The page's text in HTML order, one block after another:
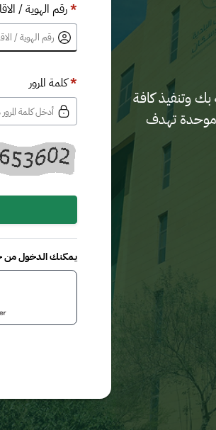
وتنفيذ كافة
موحدة تهدف
*رقم الهوية /
*كلمة المرور
يمكنك الدخول من